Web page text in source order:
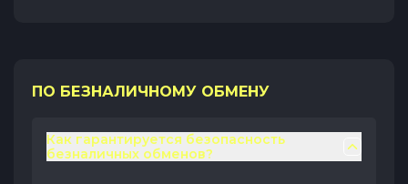
ПО БЕЗНАЛИЧНОМУ ОБМЕНУ
Как гарантируется безопасность
безналичных обменов?